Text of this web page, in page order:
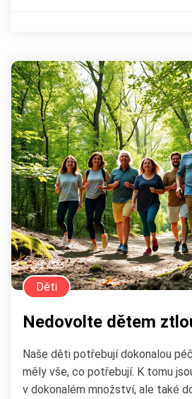
Děti
Nedovolte dětem
Naše děti potřebují dokonalou
měly vše, co potřebují. K tomu
v dokonalém množství, ale také